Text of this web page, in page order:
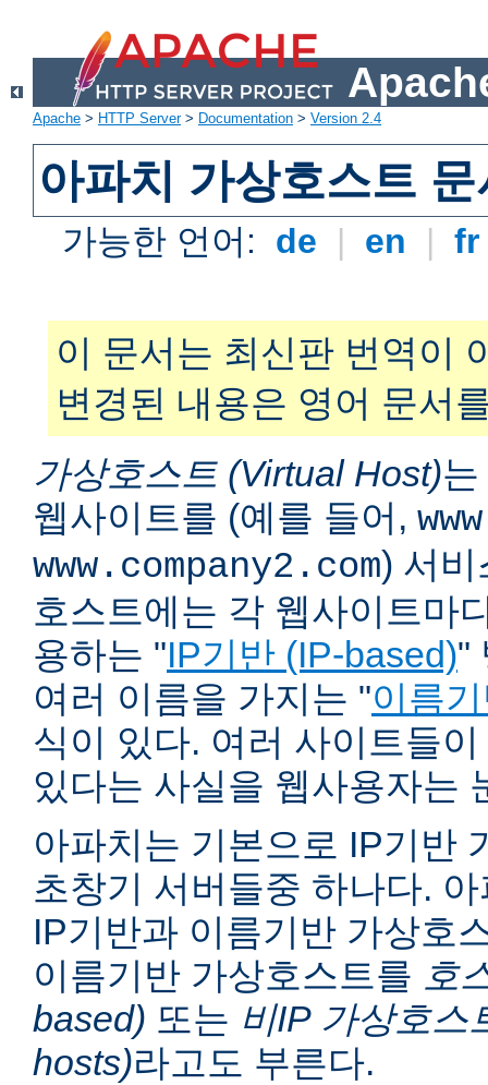
Apache > HTTP Server> Documentation > Version 2.4
아파치 가상호스트 문
가능한 언어: de | en |
이 문서는 최신판 번역이
변경된 내용은 영어 문서
가상호스트 (Virtual Host)
웹사이트를 (예를 들어,
www.company2.com) 서비
호스트에는 각 웹사이트마
용하는 "IP기반 (IP-based)"
여러 이름을 가지는 "이름
식이 있다. 여러 사이트들
있다는 사실을 웹사용자는
아파치는 기본으로 IP기반
초창기 서버들중 하나다.
IP기반과 이름기반 가상호
이름기반 가상호스트를 호
based) 또는 비IP 가상호스
hosts)라고도 부른다.